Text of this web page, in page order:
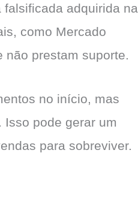
adquirida na
como Mercado
não prestam suporte.
no início, mas
pode gerar um
para sobreviver.